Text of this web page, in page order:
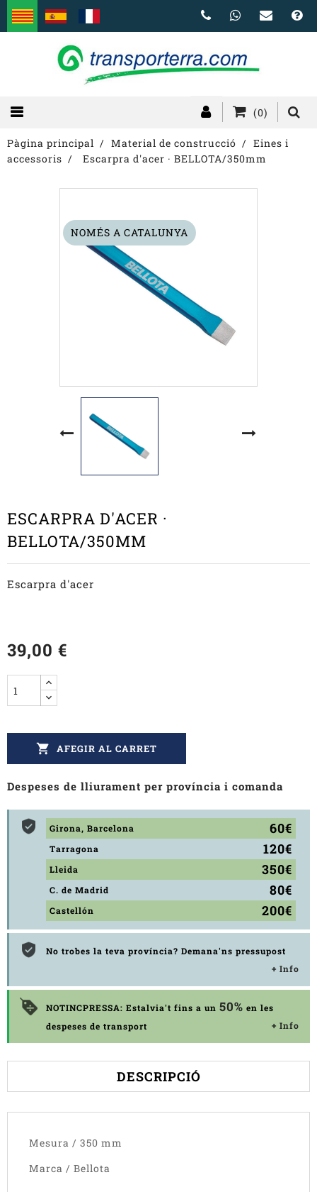
(0)
Pàgina principal Material de construcció
Eines i
accessoris
Escarpra d'acer · BELLOTA/350mm
NOMÉS A CATALUNYA
ESCARPRA D'ACER ·
BELLOTA/350MM
Escarpra d'acer
39,00 €
 AFEGIR AL CARRET
Despeses de lliurament per província i comanda
Girona, Barcelona 60€
Tarragona 120€
Lleida 350€
C. de Madrid 80€
Castellón 200€
No trobes la teva província? Demana'ns pressupost
+ Info
NOTINCPRESSA: Estalvia't fins a un 50% en les
despeses de transport
+ Info
DESCRIPCIÓ
Mesura / 350 mm
Marca / Bellota